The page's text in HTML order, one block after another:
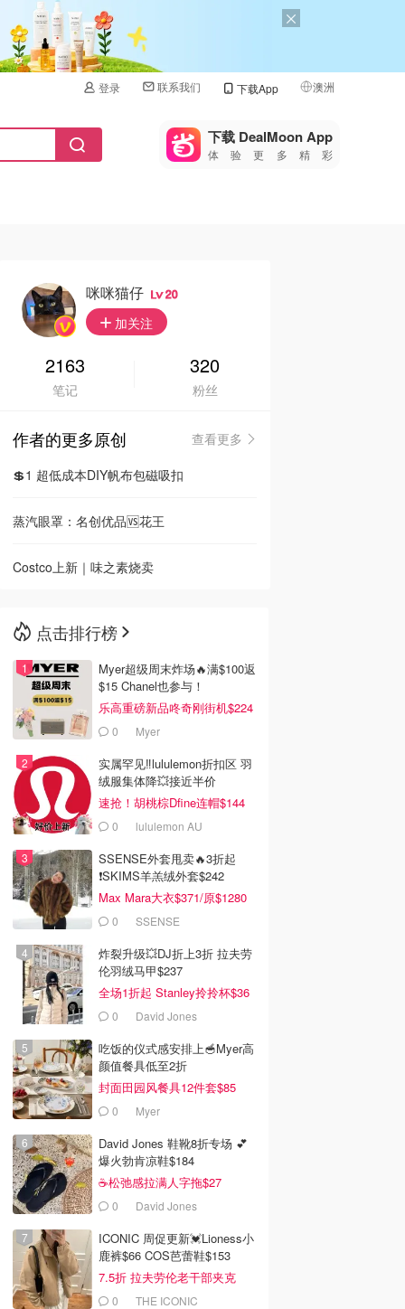
登录 联系我们 下载App 澳洲
🇺🇸
🇨🇳 中国
🇮🇹
🇦🇺
🇳🇿新西兰
下载 DealMoon App
体验更多精彩
咪咪猫仔 20
加关注
2163
笔记
320
粉丝
作者的更多原创
查看更多
💲1 超低成本DIY帆布包磁吸扣
蒸汽眼罩：名创优品🆚花王
Costco上新｜味之素烧卖
点击排行榜
Myer超级周末炸场🔥满$100返
$15 Chanel也参与！
乐高重磅新品咚奇刚街机$224
0 Myer
实属罕见‼️lululemon折扣区 羽
绒服集体降💥接近半价
速抢！胡桃棕Dfine连帽$144
0 lululemon AU
SSENSE外套甩卖🔥3折起
❗SKIMS羊羔绒外套$242
Max Mara大衣$371/原$1280
0 SSENSE
炸裂升级💥DJ折上3折 拉夫劳
伦羽绒马甲$237
全场1折起 Stanley拎拎杯$36
0 David Jones
吃饭的仪式感安排上🥣Myer高
颜值餐具低至2折
封面田园风餐具12件套$85
0 Myer
David Jones 鞋靴8折专场 💕
爆火勃肯凉鞋$184
☕松弛感拉满人字拖$27
0 David Jones
ICONIC 周促更新💓Lioness小
鹿裤$66 COS芭蕾鞋$153
7.5折 拉夫劳伦老干部夹克
$4190 THE ICONIC